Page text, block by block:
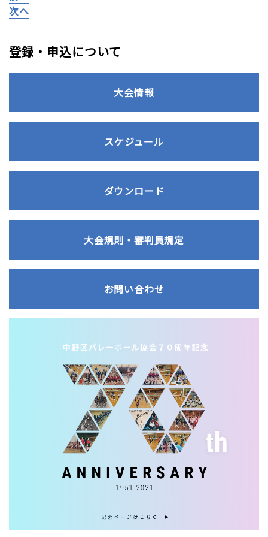
次へ
登録・申込について
大会情報
スケジュール
ダウンロード
大会規則・審判員規定
お問い合わせ